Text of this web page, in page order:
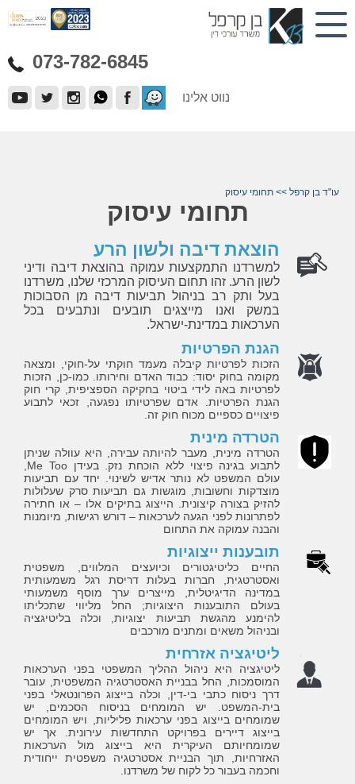
073-782-6845
נווט אלינו
עו"ד בן קרפל >> תחומי עיסוק
תחומי עיסוק
הוצאת דיבה ולשון הרע
למשרדנו התמקצעות עמוקה בהוצאת דיבה ודיני
לשון הרע. זהו תחום העיסוק המרכזי שלנו, משרדנו
בעל ותק רב בניהול תביעות דיבה מן הסבוכות
במשק ואנו מייצגים תובעים ונתבעים בכל
הערכאות במדינת-ישראל.
הגנת הפרטיות
הזכות לפרטיות קיבלה מעמד חוקתי על-חוקי, ומצאה
מקומה בחוק יסוד: כבוד האדם וחירותו. כמו-כן, הזכות
לפרטיות באה לידי ביטוי בחקיקה הספציפית, קרי חוק
הגנת הפרטיות. אדם שפרטיותו נפגעה, זכאי לתבוע
פיצויים כספיים מכוח חוק זה.
הטרדה מינית
הטרדה מינית, מעבר להיותה עבירה, היא עוולה שניתן
עולם המשפט לא נותר אדיש לשינוי. יחד עם תביעות
מוצדקות וחשובות, מוגשות גם תביעות סרק שעלולות
להזיק בצורה קיצונית. הייצוג בתיקים אלו – או חתירה
לפתרונות לפני הגעה לערכאות – דורש רגישות, מיומנות
והבנה עמוקה את התחום
תובענות ייצוגיות
החיים כליטיגטורים וכיועצים המלווים, משפטית
ואסטרטגית, חברות בעלות דריסת רגל משמעותית
במדינה הדיגיטלית, מייצרים ערך מוסף משמעותי
בעולם התובענות היצוגיות; החל מליווי שתכליתו
להימנע מהגשת תביעות יצוגיות, וכלה בליטיגציה
ובניהול משאים ומתנים מורכבים
ליטיגציה אזרחית
ליטיגציה היא ניהול ההליך המשפטי בפני הערכאות
המוסמכות, החל בבניית האסטרטגיה המשפטית, עובר
דרך ניסוח כתבי בי-דין, וכלה בייצוג הפרונטאלי בפני
בית-המשפט. יש המומחים בניסוח הסכמים, יש
שמומחים בייצוג בפני ערכאות פליליות, ויש המומחים
בייצוג דיירים בפרויקט התחדשות עירונית. אך יש
שמומחיותם העיקרית היא בייצוג מול הערכאות
האזרחיות, תוך הבניית אסטרטגיה משפטית ייחודית
וחכמה בעבור כל לקוח של משרדנו.